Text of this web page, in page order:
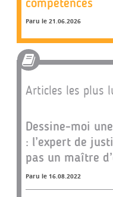
Paru le 21.06.2026
Articles les plus
Dessine-moi
: l’expert de
pas un maître
Paru le 16.08.2022